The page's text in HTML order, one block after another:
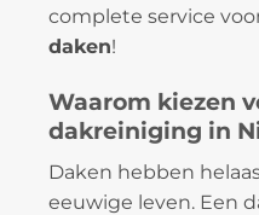
complete service
daken!
Waarom kiezen
dakreiniging in
Daken hebben
eeuwige leven. Een